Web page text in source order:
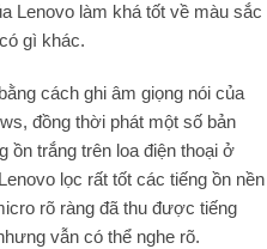
Lenovo làm khá tốt về màu sắc
gì khác.
cách ghi âm giọng nói của
đồng thời phát một số bản
ồn trắng trên loa điện thoại ở
lọc rất tốt các tiếng ồn nền
rõ ràng đã thu được tiếng
vẫn có thể nghe rõ.